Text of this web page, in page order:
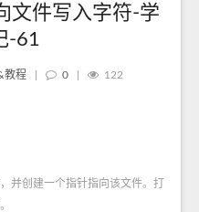
文件写入字符-学
-61
教程 0 122
并创建一个指针指向该文件。打